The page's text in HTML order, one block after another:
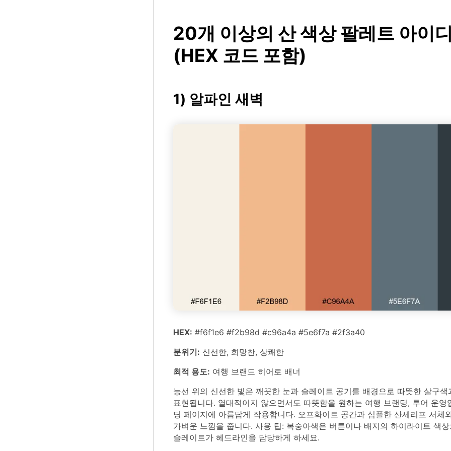
20개 이상의 산 색상 팔레트 아이
(HEX 코드 포함)
1) 알파인 새벽
HEX: #f6f1e6 #f2b98d #c96a4a #5e6f7a #2f3a40
분위기: 신선한, 희망찬, 상쾌한
최적 용도: 여행 브랜드 히어로 배너
능선 위의 신선한 빛은 깨끗한 눈과 슬레이트 공기를 배경으로 따뜻한 살구색
표현됩니다. 열대적이지 않으면서도 따뜻함을 원하는 여행 브랜딩, 투어 운영
딩 페이지에 아름답게 작용합니다. 오프화이트 공간과 심플한 산세리프 서체
가벼운 느낌을 줍니다. 사용 팁: 복숭아색은 버튼이나 배지의 하이라이트 색
슬레이트가 헤드라인을 담당하게 하세요.